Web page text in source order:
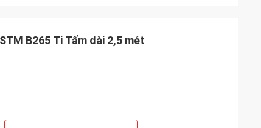
B265 Ti Tấm dài 2,5 mét